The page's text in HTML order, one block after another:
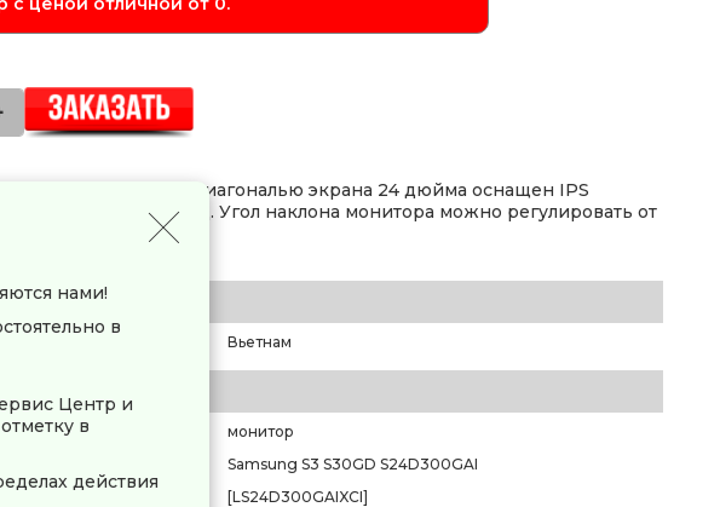
S24D300GAI с диагональю экрана 24 дюйма оснащен IPS
обновления 100 Гц. Угол наклона монитора можно регулировать от
Вьетнам
монитор
Samsung S3 S30GD S24D300GAI
[LS24D300GAIXCI]
нами!
в
Центр и
в
действия